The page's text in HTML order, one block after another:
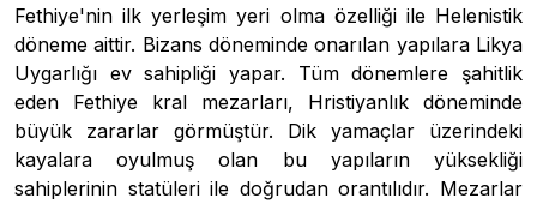
Fethiye'nin ilk yerleşim yeri olma özelliği ile Helenistik
döneme aittir. Bizans döneminde onarılan yapılara Likya
Uygarlığı ev sahipliği yapar. Tüm dönemlere şahitlik
eden Fethiye kral mezarları, Hristiyanlık döneminde
büyük zararlar görmüştür. Dik yamaçlar üzerindeki
kayalara oyulmuş olan bu yapıların yüksekliği
sahiplerinin statüleri ile doğrudan orantılıdır. Mezarlar